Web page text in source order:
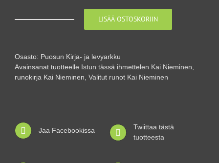
määrä
LISÄÄ OSTOSKORIIN
Osasto: Puosun Kirja- ja levyarkku
Avainsanat tuotteelle Istun tässä ihmettelen Kai Nieminen
runokirja Kai Nieminen Valitut runot Kai Nieminen
Jaa Facebookissa
Twiittaa tästä
tuotteesta